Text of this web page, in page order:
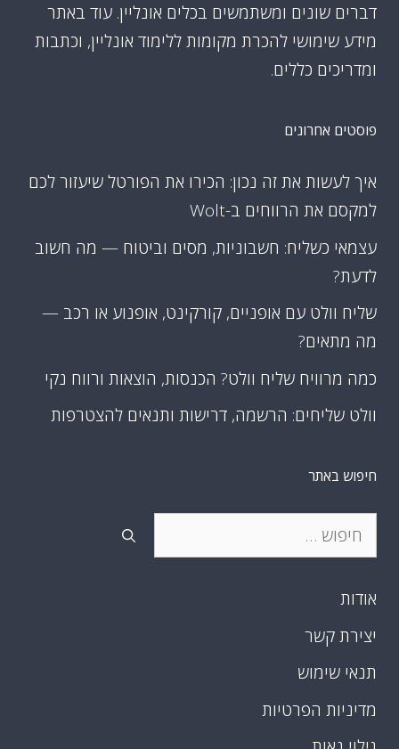
דברים שונים ומשתמשים בכלים אונליין. עוד באתר
מידע שימושי להכרת מקומות ללימוד אונליין, וכתבות
ומדריכים כללים.
פוסטים אחרונים
איך לעשות את זה נכון: הכירו את הפורטל שיעזור לכם
למקסם את הרווחים ב-Wolt
עצמאי כשליח: חשבוניות, מסים וביטוח — מה חשוב
לדעת?
שליח וולט עם אופניים, קורקינט, אופנוע או רכב —
מה מתאים?
כמה מרוויח שליח וולט? הכנסות, הוצאות ורווח נקי
וולט שליחים: הרשמה, דרישות ותנאים להצטרפות
חיפוש באתר
חיפוש:
אודות
יצירת קשר
תנאי שימוש
מדיניות הפרטיות